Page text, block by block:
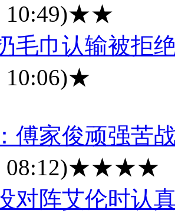
10:49)★★
毛巾认输被拒
10:06)★
傅家俊顽强苦
08:12)★★★★
对阵艾伦时认